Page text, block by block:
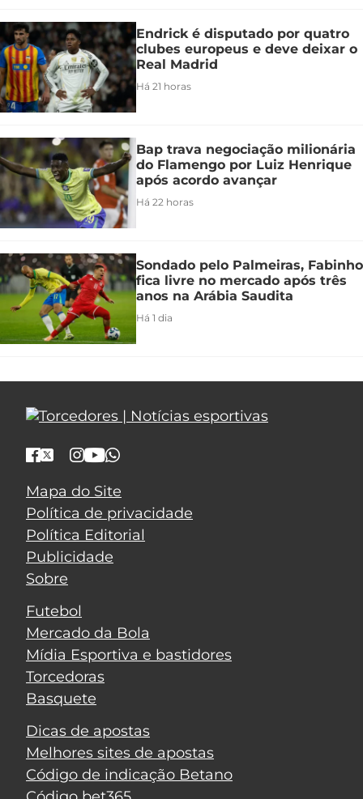
Endrick é disputado por quatro
clubes europeus e deve deixar o
Real Madrid
Há 21 horas
Bap trava negociação milionária
do Flamengo por Luiz Henrique
após acordo avançar
Há 22 horas
Sondado pelo Palmeiras, Fabinho
fica livre no mercado após três
anos na Arábia Saudita
Há 1 dia
Mapa do Site
Política de privacidade
Política Editorial
Publicidade
Sobre
Futebol
Mercado da Bola
Mídia Esportiva e bastidores
Torcedoras
Basquete
Dicas de apostas
Melhores sites de apostas
Código de indicação Betano